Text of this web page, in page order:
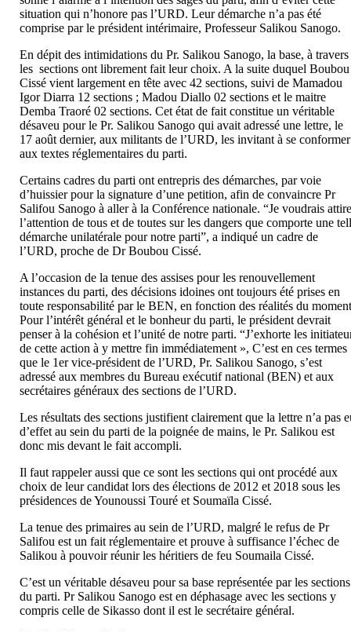
situation qui n’honore pas l’URD. Leur démarche n’a pas été
comprise par le président intérimaire, Professeur Salikou Sanogo.
En dépit des intimidations du Pr. Salikou Sanogo, la base, à travers
les sections ont librement fait leur choix. A la suite duquel Boubou
Cissé vient largement en tête avec 42 sections, suivi de Mamadou
Igor Diarra 12 sections ; Madou Diallo 02 sections et le maitre
Demba Traoré 02 sections. Cet état de fait constitue un véritable
désaveu pour le Pr. Salikou Sanogo qui avait adressé une lettre, le
17 août dernier, aux militants de l’URD, les invitant à se conformer
aux textes réglementaires du parti.
Certains cadres du parti ont entrepris des démarches, par voie
d’huissier pour la signature d’une petition, afin de convaincre Pr
Salifou Sanogo à aller à la Conférence nationale. “Je voudrais
l’attention de tous et de toutes sur les dangers que comporte une
démarche unilatérale pour notre parti”, a indiqué un cadre de
l’URD, proche de Dr Boubou Cissé.
A l’occasion de la tenue des assises pour les renouvellement
instances du parti, des décisions idoines ont toujours été prises en
toute responsabilité par le BEN, en fonction des réalités du
Pour l’intérêt général et le bonheur du parti, le président devrait
penser à la cohésion et l’unité de notre parti. “J’exhorte les
de cette action à y mettre fin immédiatement », C’est en ces termes
que le 1er vice-président de l’URD, Pr. Salikou Sanogo, s’est
adressé aux membres du Bureau exécutif national (BEN) et aux
secrétaires généraux des sections de l’URD.
Les résultats des sections justifient clairement que la lettre n’a pas
d’effet au sein du parti de la poignée de mains, le Pr. Salikou est
donc mis devant le fait accompli.
Il faut rappeler aussi que ce sont les sections qui ont procédé aux
choix de leur candidat lors des élections de 2012 et 2018 sous les
présidences de Younoussi Touré et Soumaïla Cissé.
La tenue des primaires au sein de l’URD, malgré le refus de Pr
Salifou est un fait réglementaire et prouve à suffisance l’échec de
Salikou à pouvoir réunir les héritiers de feu Soumaila Cissé.
C’est un véritable désaveu pour sa base représentée par les sections
du parti. Pr Salikou Sanogo est en déphasage avec les sections y
compris celle de Sikasso dont il est le secrétaire général.